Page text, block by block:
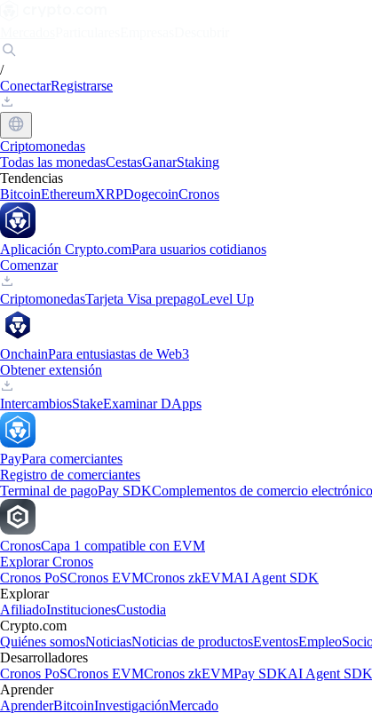
/
ConectarRegistrarse
Criptomonedas
Todas las monedasCestasGanarStaking
Tendencias
BitcoinEthereumXRPDogecoinCronos
Aplicación Crypto.comPara usuarios cotidianos
Comenzar
CriptomonedasTarjeta Visa prepagoLevel Up
OnchainPara entusiastas de Web3
Obtener extensión
IntercambiosStakeExaminar DApps
PayPara comerciantes
Registro de comerciantes
Terminal de pagoPay SDKComplementos de comercio electrónico
CronosCapa 1 compatible con EVM
Explorar Cronos
Cronos PoSCronos EVMCronos zkEVMAI Agent SDK
Explorar
AfiliadoInstitucionesCustodia
Crypto.com
Quiénes somosNoticiasNoticias de productosEventosEmpleo
Desarrolladores
Cronos PoSCronos EVMCronos zkEVMPay SDKAI Agent SDK
Aprender
AprenderBitcoinInvestigaciónMercado